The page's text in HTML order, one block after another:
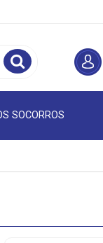
SOCORROS